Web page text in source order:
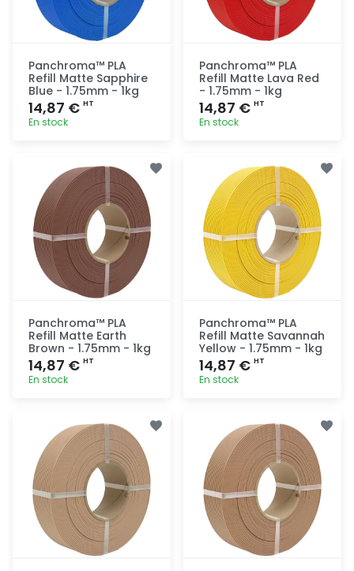
Panchroma™ PLA
Refill Matte Sapphire
Blue - 1.75mm - 1kg
14,87 € HT
En stock
rapide
Panchroma™ PLA
Refill Matte Lava Red
- 1.75mm - 1kg
14,87 € HT
En stock
rapide
Panchroma™ PLA
Refill Matte Earth
Brown - 1.75mm - 1kg
14,87 € HT
En stock
rapide
Panchroma™ PLA
Refill Matte Savannah
Yellow - 1.75mm - 1kg
14,87 € HT
En stock
rapide